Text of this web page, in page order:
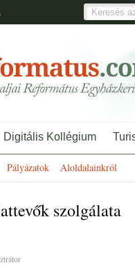
Digitális Kollégium
Pályázatok Aloldalainkról
szolgálata